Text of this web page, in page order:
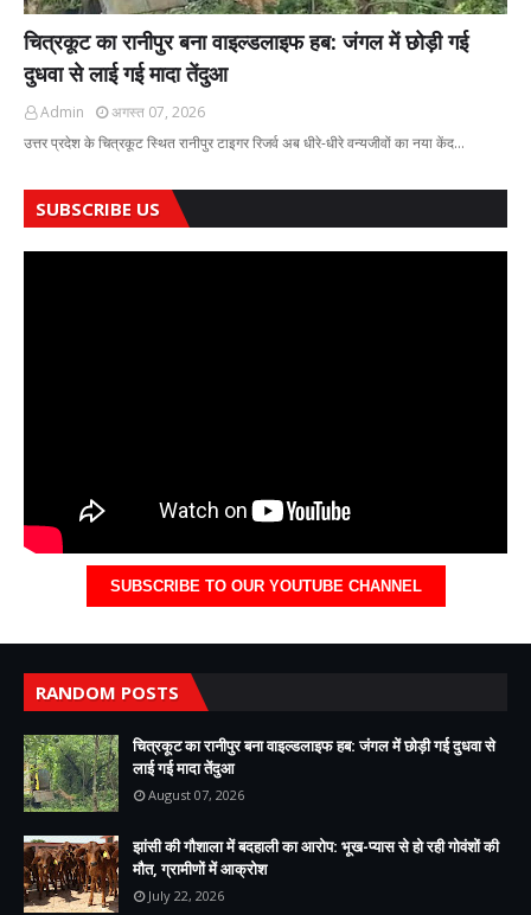
चित्रकूट का रानीपुर बना वाइल्डलाइफ हब: जंगल में छोड़ी गई
दुधवा से लाई गई मादा तेंदुआ
Admin
अगस्त 07, 2026
उत्तर प्रदेश के चित्रकूट स्थित रानीपुर टाइगर रिजर्व अब धीरे-धीरे वन्यजीवों का नया केंद…
SUBSCRIBE US
SUBSCRIBE TO OUR YOUTUBE CHANNEL
RANDOM POSTS
चित्रकूट का रानीपुर बना वाइल्डलाइफ हब: जंगल में छोड़ी गई दुधवा से
लाई गई मादा तेंदुआ
August 07, 2026
झांसी की गौशाला में बदहाली का आरोप: भूख-प्यास से हो रही गोवंशों की
मौत, ग्रामीणों में आक्रोश
July 22, 2026